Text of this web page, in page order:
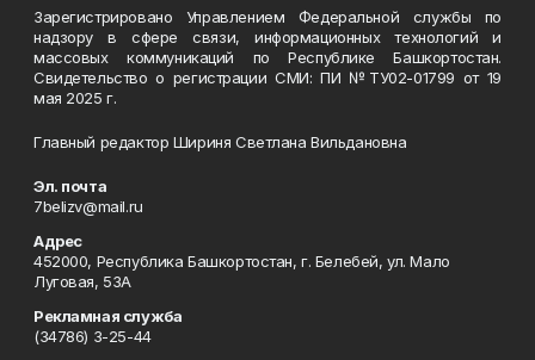
Зарегистрировано Управлением Федеральной службы по
надзору в сфере связи, информационных технологий и
массовых коммуникаций по Республике Башкортостан.
Свидетельство о регистрации СМИ: ПИ №ТУ02-01799 от 19
мая 2025 г.
Главный редактор Шириня Светлана Вильдановна
Эл. почта
7belizv@mail.ru
Адрес
452000, Республика Башкортостан, г. Белебей, ул. Мало
Луговая, 53А
Рекламная служба
(34786) 3-25-44